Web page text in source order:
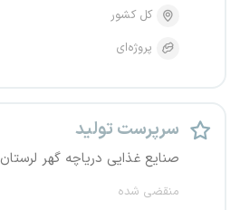
کل کشور
پروژه‌ای
سرپرست تولید
صنایع غذایی دریاچه گهر لرستان
منقضی شده